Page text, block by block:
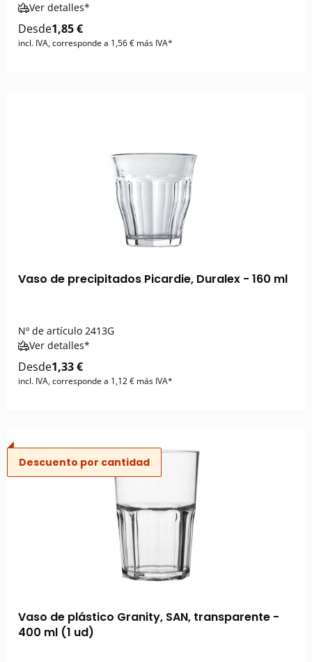
Ver detalles*
Desde1,85 €
incl. IVA, corresponde a 1,56 € más IVA*
Vaso de precipitados Picardie, Duralex - 160 ml
Nº de artículo 2413G
Ver detalles*
Desde1,33 €
incl. IVA, corresponde a 1,12 € más IVA*
Descuento por cantidad
Vaso de plástico Granity, SAN, transparente -
400 ml (1 ud)